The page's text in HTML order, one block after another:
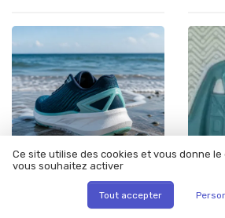
• 16/06/2026
Saucony Endorphin Elite 3 : la
Ce site utilise des cookies et vous donne
vous souhaitez activer
Tout accepter